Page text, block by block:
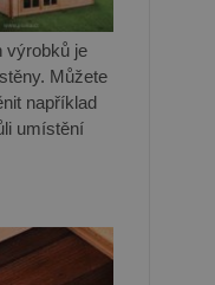
výrobků je
Můžete
například
umístění